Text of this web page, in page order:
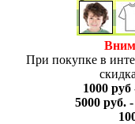
При покупке в
1000
5000 руб.